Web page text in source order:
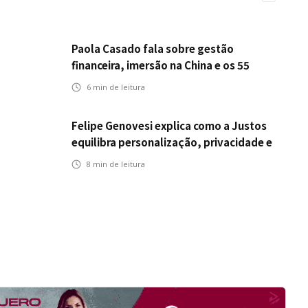
Paola Casado fala sobre gestão
financeira, imersão na China e os 55
anos da ENS
6 min de leitura
Felipe Genovesi explica como a Justos
equilibra personalização, privacidade e
tecnologia
8 min de leitura